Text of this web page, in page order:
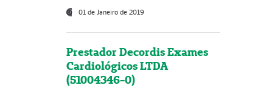
01 de Janeiro de 2019
Prestador Decordis Exames
Cardiológicos LTDA
(51004346-0)